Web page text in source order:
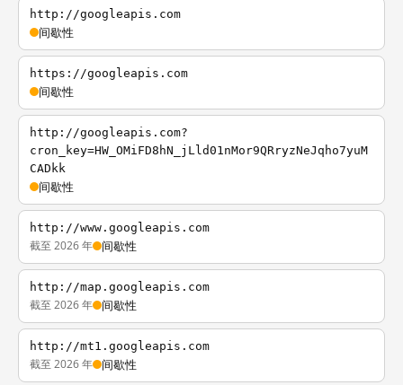
http://googleapis.com
间歇性
https://googleapis.com
间歇性
http://googleapis.com?
cron_key=HW_OMiFD8hN_jLld01nMor9QRryzNeJqho7yuM
CADkk
间歇性
http://www.googleapis.com
截至 2026 年 间歇性
http://map.googleapis.com
截至 2026 年 间歇性
http://mt1.googleapis.com
截至 2026 年 间歇性